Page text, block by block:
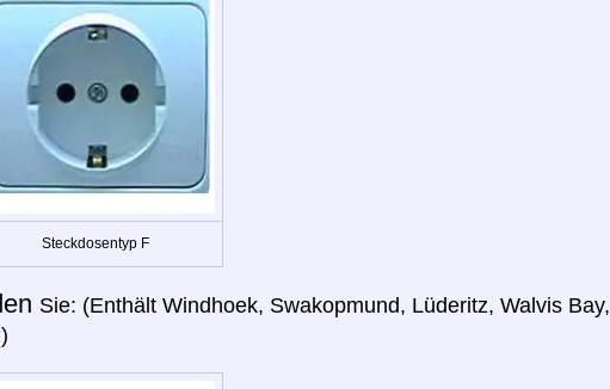
Steckdosentyp F
Sie: (Enthält Windhoek, Swakopmund, Lüderitz, Walvis Bay,